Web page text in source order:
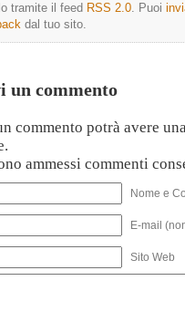
tramite il feed RSS 2.0. Puoi
dal tuo sito.
un commento
commento potrà avere
ammessi commenti
Nome e
E-mail
Sito Web